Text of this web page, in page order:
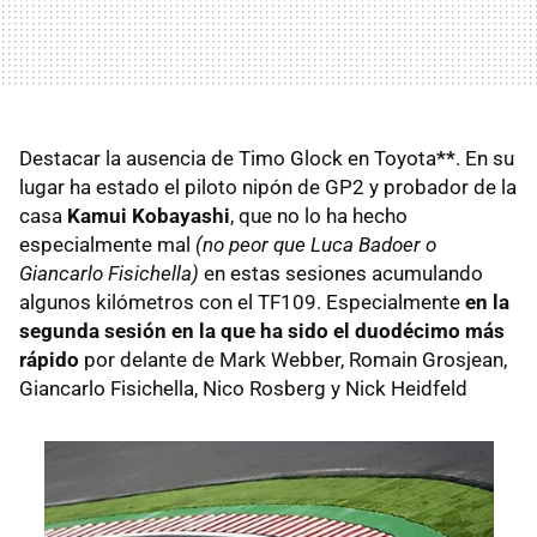
Destacar la ausencia de Timo Glock en Toyota**. En su
lugar ha estado el piloto nipón de GP2 y probador de la
casa Kamui Kobayashi, que no lo ha hecho
especialmente mal (no peor que Luca Badoer o
Giancarlo Fisichella) en estas sesiones acumulando
algunos kilómetros con el TF109. Especialmente en la
segunda sesión en la que ha sido el duodécimo más
rápido por delante de Mark Webber, Romain Grosjean,
Giancarlo Fisichella, Nico Rosberg y Nick Heidfeld